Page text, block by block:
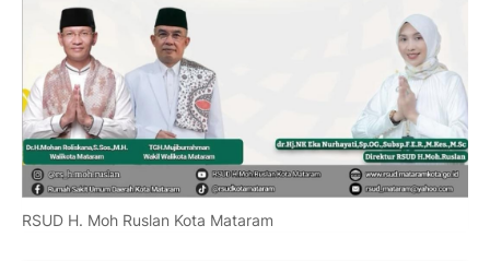
RSUD H. Moh Ruslan Kota Mataram